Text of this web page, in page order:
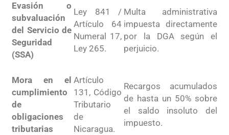
Evasión o
subvaluación
del Servicio de
Seguridad
(SSA)
Ley 841 /
Artículo 64
Numeral 17,
Ley 265.
Multa administrativa
impuesta directamente
por la DGA según el
perjuicio.
Mora en el
cumplimiento
de
obligaciones
tributarias
Artículo
131, Código
Tributario
de
Nicaragua.
Recargos acumulados
de hasta un 50% sobre
el saldo insoluto del
impuesto.